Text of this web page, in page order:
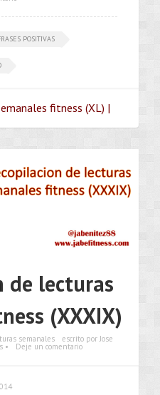
POSITIVAS
fitness (XL) |
de lecturas
(XXXIX)
semanales escrito por Jose
• Deje un comentario